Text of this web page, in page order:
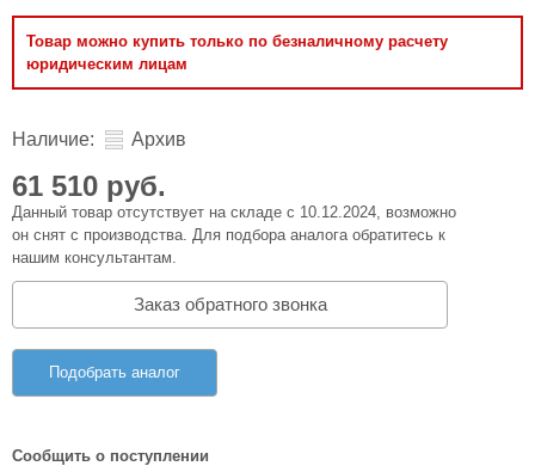
Товар можно купить только по безналичному расчету
юридическим лицам
Наличие: Архив
61 510 руб.
Данный товар отсутствует на складе с 10.12.2024, возможно
он снят с производства. Для подбора аналога обратитесь к
нашим консультантам.
Заказ обратного звонка
Подобрать аналог
Сообщить о поступлении